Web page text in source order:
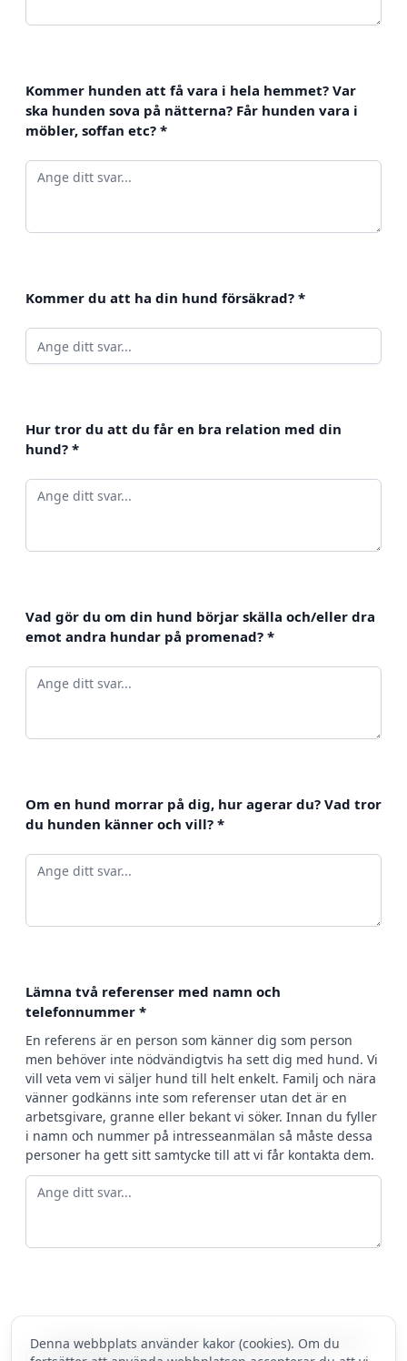
Kommer hunden att få vara i hela hemmet? Var
ska hunden sova på nätterna? Får hunden vara i
möbler, soffan etc? *
Kommer du att ha din hund försäkrad? *
Hur tror du att du får en bra relation med din
hund? *
Vad gör du om din hund börjar skälla och/eller dra
emot andra hundar på promenad? *
Om en hund morrar på dig, hur agerar du? Vad tror
du hunden känner och vill? *
Lämna två referenser med namn och
telefonnummer *
En referens är en person som känner dig som person
men behöver inte nödvändigtvis ha sett dig med hund. Vi
vill veta vem vi säljer hund till helt enkelt. Familj och nära
vänner godkänns inte som referenser utan det är en
arbetsgivare, granne eller bekant vi söker. Innan du fyller
i namn och nummer på intresseanmälan så måste dessa
personer ha gett sitt samtycke till att vi får kontakta dem.
Jag intygar att jag har tagit del och samtycker till informationen
och handlingarna jag kan läsa om i följande dokument:
Denna webbplats använder kakor (cookies). Om du